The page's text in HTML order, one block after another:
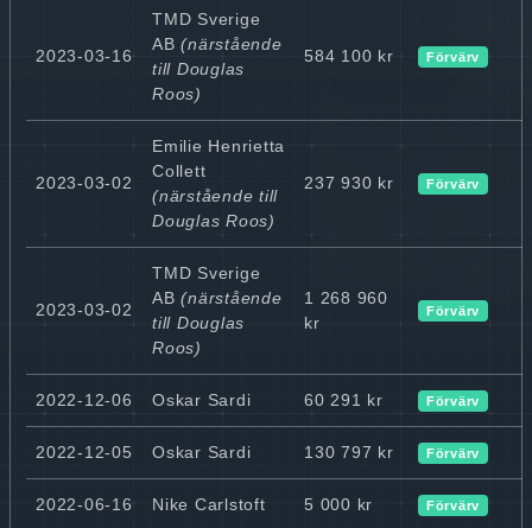
2023-03-16
TMD Sverige
AB (närstående
till Douglas
Roos)
584 100 kr Förvärv
2023-03-02
Emilie Henrietta
Collett
(närstående till
Douglas Roos)
237 930 kr Förvärv
2023-03-02
TMD Sverige
AB (närstående
till Douglas
Roos)
1 268 960
kr
Förvärv
2022-12-06 Oskar Sardi 60 291 kr Förvärv
2022-12-05 Oskar Sardi 130 797 kr Förvärv
2022-06-16 Nike Carlstoft 5 000 kr Förvärv